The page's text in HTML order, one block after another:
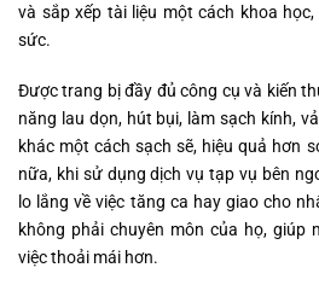
và sắp xếp tài liệu một cách khoa
sức.
Được trang bị đầy đủ công cụ và kiến
năng lau dọn, hút bụi, làm sạch kính,
khác một cách sạch sẽ, hiệu quả hơn
nữa, khi sử dụng dịch vụ tạp vụ bên
lo lắng về việc tăng ca hay giao cho
không phải chuyên môn của họ,
việc thoải mái hơn.